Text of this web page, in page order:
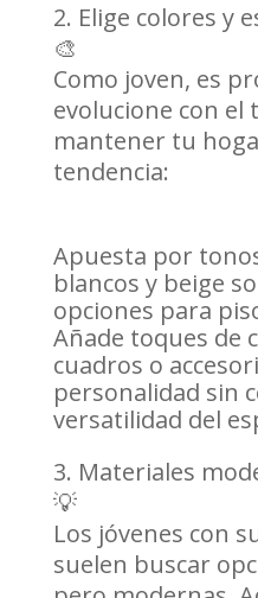
Elige colores y
🎨
Como joven, es
evolucione con el
mantener tu
tendencia:
Apuesta por
blancos y beige
opciones para
Añade toques de
cuadros o
personalidad sin
versatilidad del
Materiales
💡
Los jóvenes con
suelen buscar